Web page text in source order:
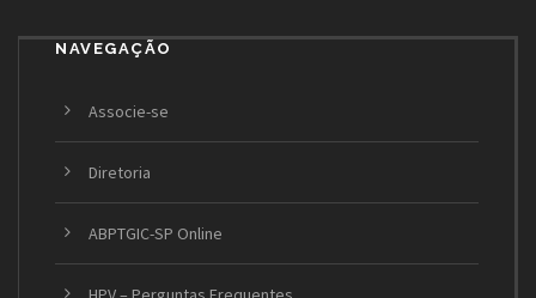
NAVEGAÇÃO
Associe-se
Diretoria
ABPTGIC-SP Online